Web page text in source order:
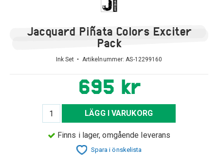
Jacquard Piñata Colors Exciter
Pack
Ink Set • Artikelnummer:AS-12299160
695 kr
LÄGG I VARUKORG
Finns i lager, omgående leverans
Spara i önskelista